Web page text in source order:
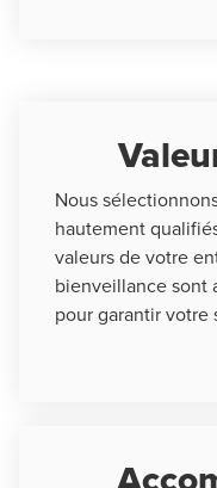
Nous
hautement
valeurs de votre
bienveillance sont
pour garantir votre